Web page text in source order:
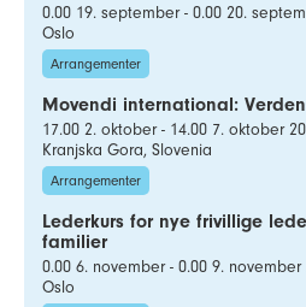
0.00 19. september - 0.00 20.
Oslo
Arrangementer
Movendi international:
17.00 2. oktober - 14.00 7. oktober
Kranjska Gora, Slovenia
Arrangementer
Lederkurs for nye frivillige
familier
0.00 6. november - 0.00 9. november
Oslo